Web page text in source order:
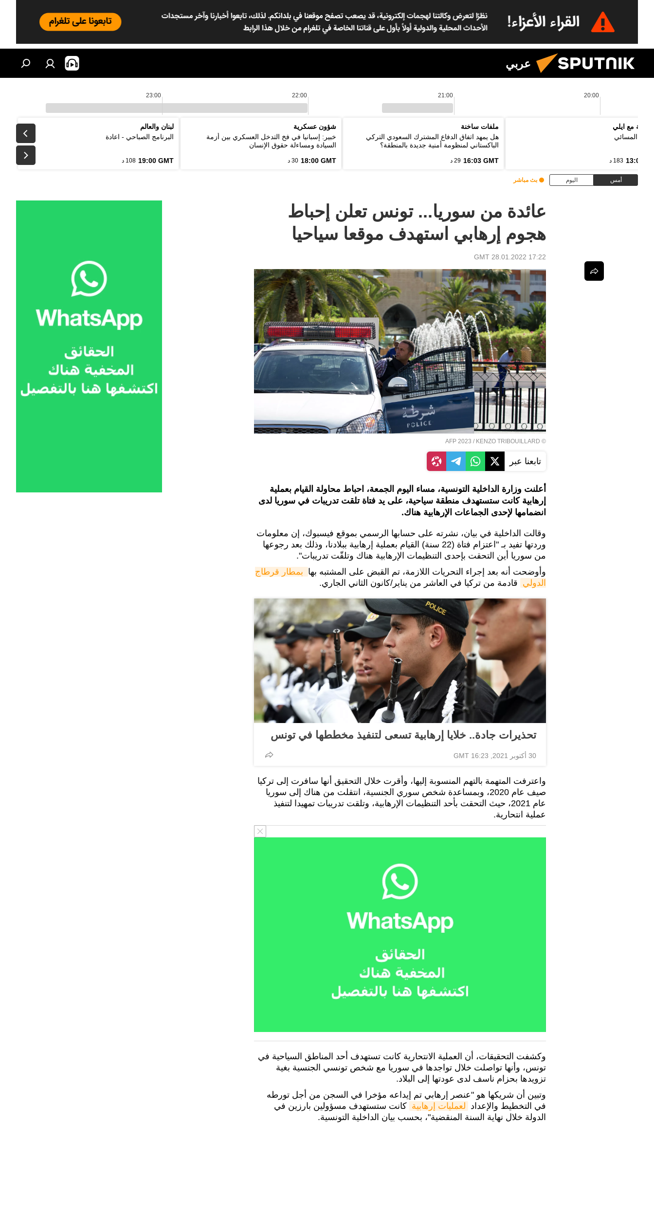
عربي
20:00
21:00
22:00
23:00
مع ايلي
المسائي
13:00 183 د
ملفات ساخنة
هل يمهد اتفاق الدفاع المشترك السعودي التركي
الباكستاني لمنظومة أمنية جديدة بالمنطقة؟
16:03 GMT 29 د
شؤون عسكرية
خبير: إسبانيا في فخ التدخل العسكري بين أزمة
السيادة ومساءلة حقوق الإنسان
18:00 GMT 30 د
لبنان والعالم
البرنامج الصباحي - اعادة
19:00 GMT 108 د
أمس اليوم بث مباشر
عائدة من سوريا... تونس تعلن إحباط
هجوم إرهابي استهدف موقعا سياحيا
17:22 GMT 28.01.2022
© AFP 2023 / KENZO TRIBOUILLARD
تابعنا عبر
أعلنت وزارة الداخلية التونسية، مساء اليوم الجمعة، احباط محاولة القيام بعملية
إرهابية كانت ستستهدف منطقة سياحية، على يد فتاة تلقت تدريبات في سوريا لدى
انضمامها لإحدى الجماعات الإرهابية هناك.
وقالت الداخلية في بيان، نشرته على حسابها الرسمي بموقع فيسبوك، إن معلومات
وردتها تفيد بـ "اعتزام فتاة (22 سنة) القيام بعملية إرهابية ببلادنا، وذلك بعد رجوعها
من سوريا أين التحقت بإحدى التنظيمات الإرهابية هناك وتلقّت تدريبات".
وأوضحت أنه بعد إجراء التحريات اللازمة، تم القبض على المشتبه بها
الدولي قادمة من تركيا في العاشر من يناير/كانون الثاني الجاري.
تحذيرات جادة.. خلايا إرهابية تسعى لتنفيذ مخططها في تونس
30 أكتوبر 2021, 16:23 GMT
واعترفت المتهمة بالتهم المنسوبة إليها، وأقرت خلال التحقيق أنها سافرت إلى تركيا
صيف عام 2020، وبمساعدة شخص سوري الجنسية، انتقلت من هناك إلى سوريا
عام 2021، حيث التحقت بأحد التنظيمات الإرهابية، وتلقت تدريبات تمهيدا لتنفيذ
عملية انتحارية.
وكشفت التحقيقات، أن العملية الانتحارية كانت تستهدف أحد المناطق السياحية في
تونس، وأنها تواصلت خلال تواجدها في سوريا مع شخص تونسي الجنسية بغية
تزويدها بحزام ناسف لدى عودتها إلى البلاد.
وتبين أن شريكها هو "عنصر إرهابي تم إيداعه مؤخرا في السجن من أجل تورطه
في التخطيط والإعداد لعمليات إرهابية كانت ستستهدف مسؤولين بارزين في
الدولة خلال نهاية السنة المنقضية"، بحسب بيان الداخلية التونسية.